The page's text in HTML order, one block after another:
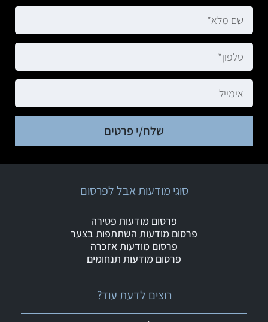
שלח/י פרטים
רוצים לדעת עוד?
סוגי מודעות אבל לפרסום
פרסום מודעות פטירה
פרסום מודעות השתתפות בצער
פרסום מודעות אזכרה
פרסום מודעות תנחומים